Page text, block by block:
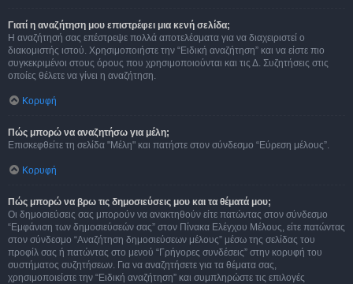
Γιατί η αναζήτηση μου επιστρέφει μια κενή σελίδα;
Η αναζήτησή σας επέστρεψε πολλά αποτελέσματα για να διαχειριστεί ο
διακομιστής ιστού. Χρησιμοποιήστε την “Ειδική αναζήτηση” και να είστε πιο
συγκεκριμένοι στους όρους που χρησιμοποιούνται και τις Δ. Συζητήσεις στις
οποίες θέλετε να γίνει η αναζήτηση.
Κορυφή
Πώς μπορώ να αναζητήσω για μέλη;
Επισκεφθείτε τη σελίδα "Μέλη" και πατήστε στον σύνδεσμο “Εύρεση μέλους”.
Κορυφή
Πώς μπορώ να βρω τις δημοσιεύσεις μου και τα θέματά μου;
Οι δημοσιεύσεις σας μπορούν να ανακτηθούν είτε πατώντας στον σύνδεσμο
“Εμφάνιση των δημοσιεύσεών σας” στον Πίνακα Ελέγχου Μέλους, είτε πατώντας
στον σύνδεσμο “Αναζήτηση δημοσιεύσεων μέλους” μέσω της σελίδας του
προφίλ σας ή πατώντας στο μενού “Γρήγορες συνδέσεις” στην κορυφή του
συστήματος συζητήσεων. Για να αναζητήσετε για τα θέματα σας,
χρησιμοποιείστε την “Ειδική αναζήτηση” και συμπληρώστε τις επιλογές